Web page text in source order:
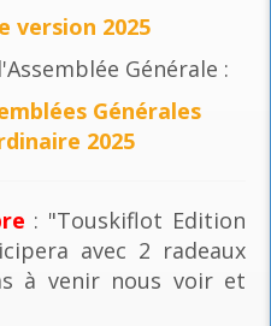
version 2025
Générale :
Générales
2025
: "Touskiflot Edition
avec 2 radeaux
à venir nous voir et